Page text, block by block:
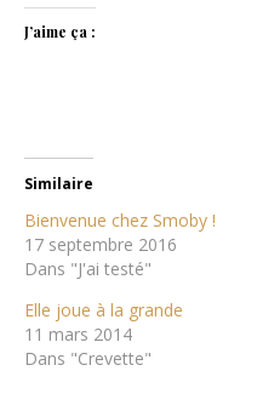
J’aime ça :
Similaire
Bienvenue chez Smoby !
17 septembre 2016
Dans "J'ai testé"
Elle joue à la grande
11 mars 2014
Dans "Crevette"